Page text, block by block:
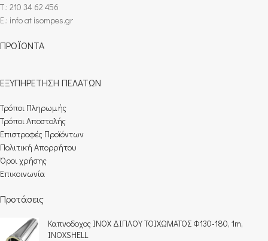
Τ.: 210 34 62 456
E.: info at isompes.gr
ΠΡΟΪΟΝΤΑ
ΕΞΥΠΗΡΕΤΗΣΗ ΠΕΛΑΤΩΝ
Τρόποι Πληρωμής​
Τρόποι Αποστολής
Επιστροφές Προϊόντων
Πολιτική Απορρήτου
Όροι χρήσης
Επικοινωνία
Προτάσεις
Καπνοδοχος INOX ΔΙΠΛΟΥ ΤΟΙΧΩΜΑΤΟΣ Φ130-180, 1m,
INOXSHELL